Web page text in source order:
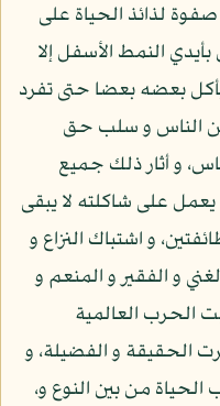
لذائذ الحياة على
بأيدي النمط الأسفل إلا
بعضه بعضا حتى تفرد
من الناس و سلب حق
و أثار ذلك جميع
على شاكلته لا يبقى
و اشتباك النزاع و
و الفقير و المنعم و
الحرب العالمية
الحقيقة و الفضيلة، و
من بين النوع و،